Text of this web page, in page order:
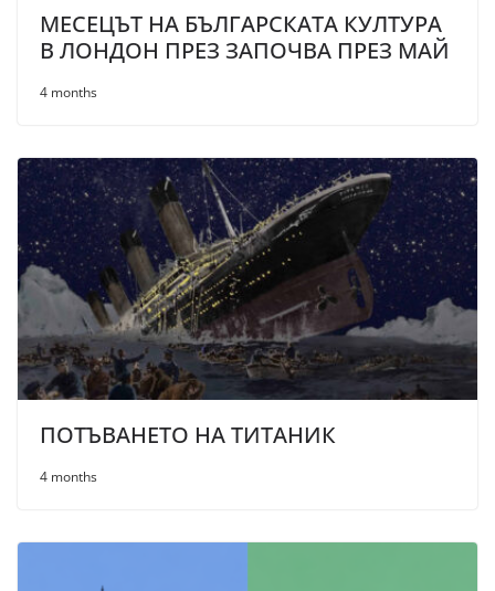
МЕСЕЦЪТ НА БЪЛГАРСКАТА КУЛТУРА
В ЛОНДОН ПРЕЗ ЗАПОЧВА ПРЕЗ МАЙ
4 months
ПОТЪВАНЕТО НА ТИТАНИК
4 months